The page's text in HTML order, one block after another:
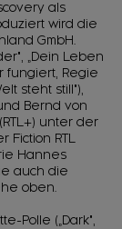
als
wird die
GmbH.
„Dein Leben
fungiert, Regie
steht still"),
Bernd von
unter der
Fiction RTL
Hannes
auch die
oben.
Polle („Dark",